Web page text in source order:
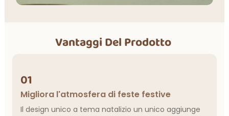
Vantaggi Del Prodotto
01
Migliora l'atmosfera di feste festive
Il design unico a tema natalizio un unico aggiunge